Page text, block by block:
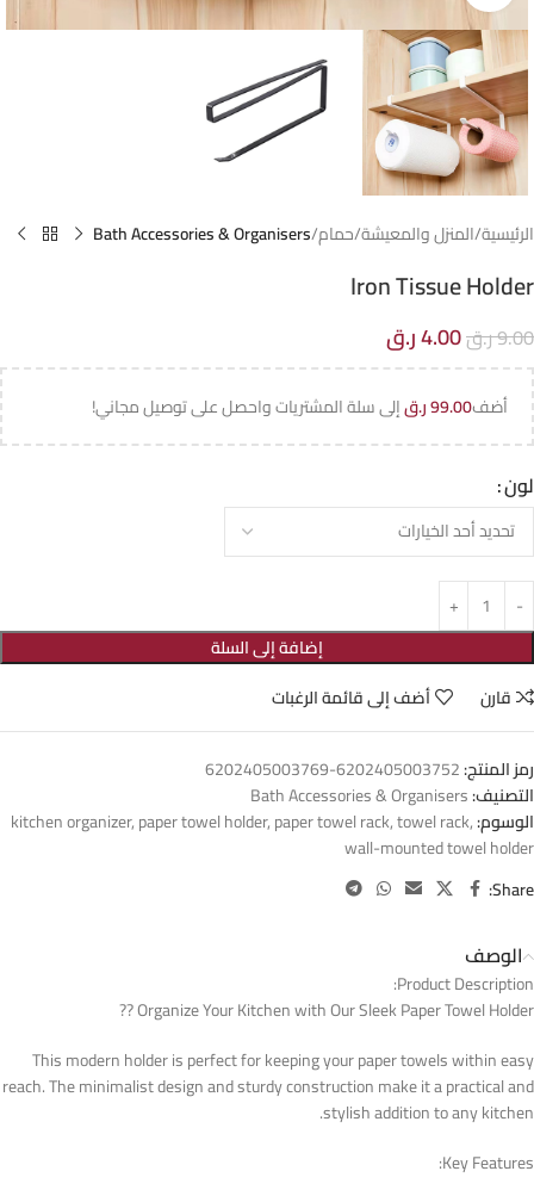
الرئيسية المنزل والمعيشة حمام Bath Accessories & Organisers
Iron Tissue Holder
9.00ر.ق4.00ر.ق
أضف99.00ر.قإلى سلة المشتريات واحصل على توصيل مجاني!
لون
إضافة إلى السلة
قارن
أضف إلى قائمة الرغبات
رمز المنتج:6202405003752-6202405003769
التصنيف:Bath Accessories & Organisers
الوسوم:
kitchen organizer,paper towel holder,paper towel rack,towel rack,
wall-mounted towel holder
Share:
الوصف
Product Description:
Organize Your Kitchen with Our Sleek Paper Towel Holder ??
This modern holder is perfect for keeping your paper towels within easy
reach. The minimalist design and sturdy construction make it a practical and
stylish addition to any kitchen.
Key Features: